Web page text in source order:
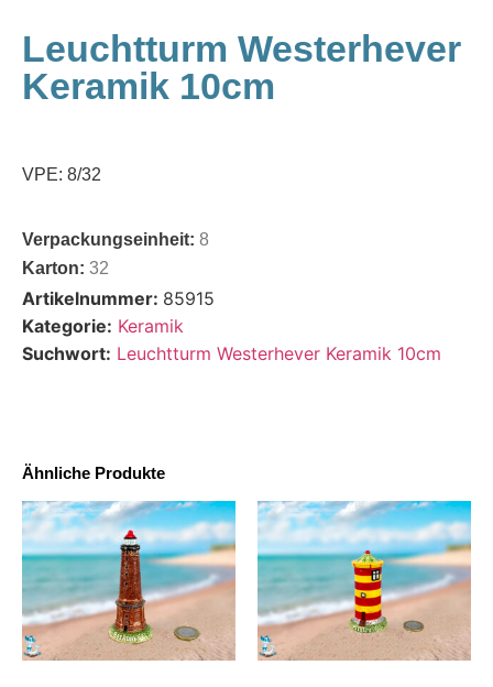
Leuchtturm Westerhever
Keramik 10cm
VPE: 8/32
Verpackungseinheit: 8
Karton: 32
Artikelnummer: 85915
Kategorie: Keramik
Suchwort: Leuchtturm Westerhever Keramik 10cm
Ähnliche Produkte